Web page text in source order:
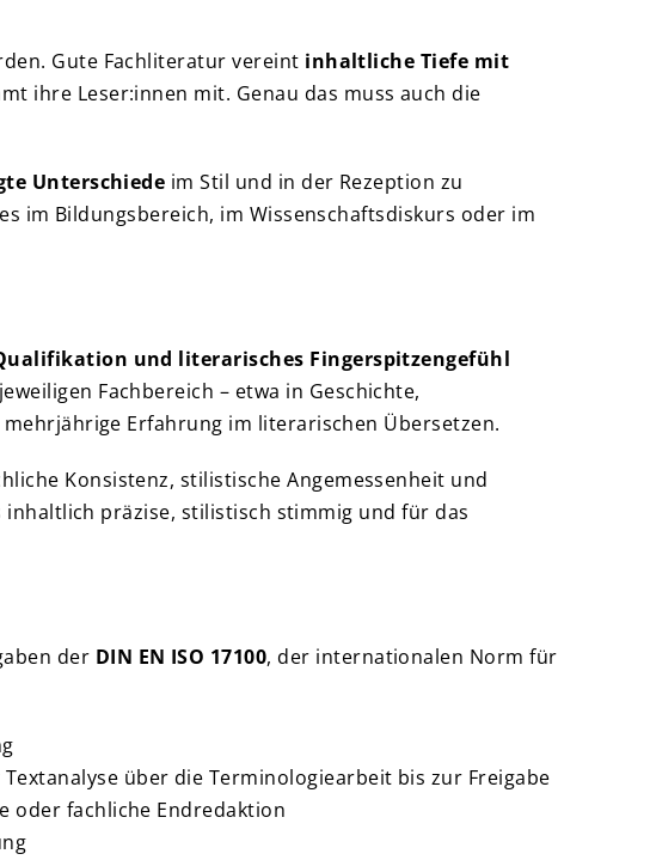
Gute Fachliteratur vereint inhaltliche Tiefe mit
ihre Leser:innen mit. Genau das muss auch die
Unterschiede im Stil und in der Rezeption zu
im Bildungsbereich, im Wissenschaftsdiskurs oder im
und literarisches Fingerspitzengefühl
Fachbereich – etwa in Geschichte,
Erfahrung im literarischen Übersetzen.
Konsistenz, stilistische Angemessenheit und
präzise, stilistisch stimmig und für das
der DIN EN ISO 17100, der internationalen Norm für
über die Terminologiearbeit bis zur Freigabe
oder fachliche Endredaktion